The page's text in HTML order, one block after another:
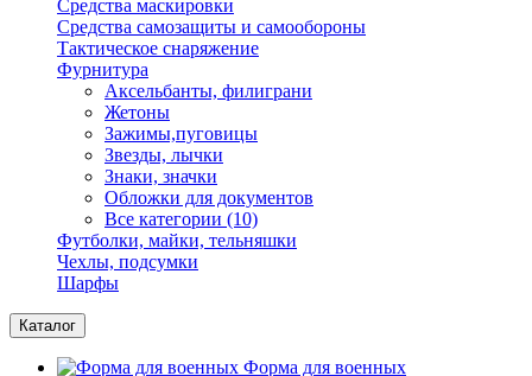
Средства маскировки
Средства самозащиты и самообороны
Тактическое снаряжение
Фурнитура
Аксельбанты, филиграни
Жетоны
Зажимы,пуговицы
Звезды, лычки
Знаки, значки
Обложки для документов
Все категории (10)
Футболки, майки, тельняшки
Чехлы, подсумки
Шарфы
Каталог
Форма для военных